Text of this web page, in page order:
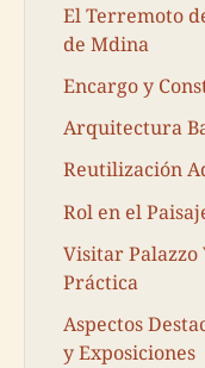
El Terremoto
de Mdina
Encargo y
Arquitectura
Reutilización
Rol en el
Visitar
Práctica
Aspectos
y Exposiciones